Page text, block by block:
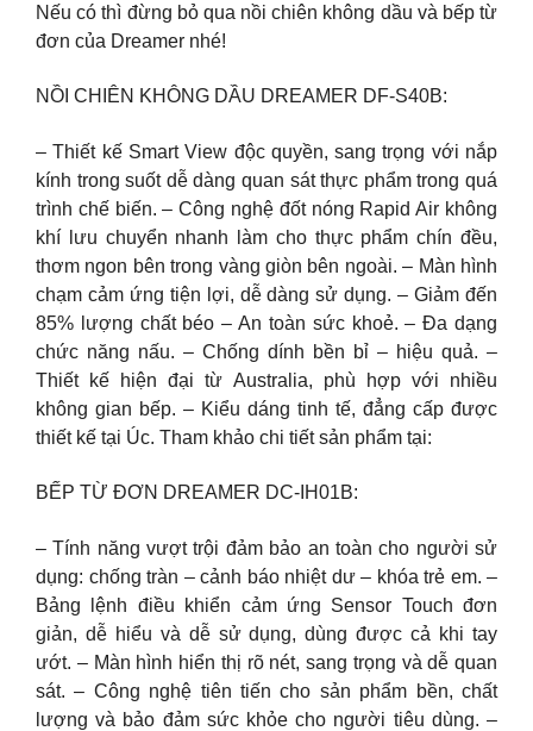
Nếu có thì đừng bỏ qua nồi chiên không dầu và bếp từ
đơn của Dreamer nhé!
NỒI CHIÊN KHÔNG DẦU DREAMER DF-S40B:
– Thiết kế Smart View độc quyền, sang trọng với nắp
kính trong suốt dễ dàng quan sát thực phẩm trong quá
trình chế biến. – Công nghệ đốt nóng Rapid Air không
khí lưu chuyển nhanh làm cho thực phẩm chín đều,
thơm ngon bên trong vàng giòn bên ngoài. – Màn hình
chạm cảm ứng tiện lợi, dễ dàng sử dụng. – Giảm đến
85% lượng chất béo – An toàn sức khoẻ. – Đa dạng
chức năng nấu. – Chống dính bền bỉ – hiệu quả. –
Thiết kế hiện đại từ Australia, phù hợp với nhiều
không gian bếp. – Kiểu dáng tinh tế, đẳng cấp được
thiết kế tại Úc. Tham khảo chi tiết sản phẩm tại:
BẾP TỪ ĐƠN DREAMER DC-IH01B:
– Tính năng vượt trội đảm bảo an toàn cho người sử
dụng: chống tràn – cảnh báo nhiệt dư – khóa trẻ em. –
Bảng lệnh điều khiển cảm ứng Sensor Touch đơn
giản, dễ hiểu và dễ sử dụng, dùng được cả khi tay
ướt. – Màn hình hiển thị rõ nét, sang trọng và dễ quan
sát. – Công nghệ tiên tiến cho sản phẩm bền, chất
lượng và bảo đảm sức khỏe cho người tiêu dùng. –